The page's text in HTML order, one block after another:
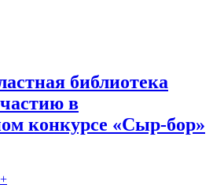
библиотека
в
конкурсе «Сыр-бор»